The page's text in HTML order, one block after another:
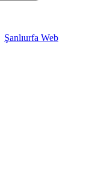
Şanlıurfa Web